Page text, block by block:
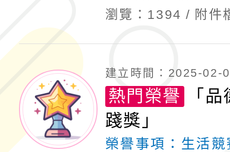
瀏覽：1394
附件
建立時間：2025-02-
熱門榮譽
「
踐獎」
榮譽事項： 生活競